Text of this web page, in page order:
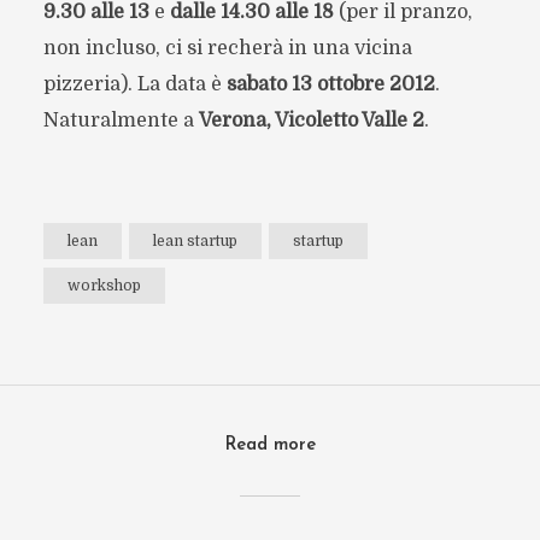
9.30 alle 13e dalle 14.30 alle 18(per il pranzo,
non incluso, ci si recherà in una vicina
pizzeria). La data è sabato 13 ottobre 2012.
Naturalmente a Verona, Vicoletto Valle 2.
lean lean startup startup
workshop
Read more